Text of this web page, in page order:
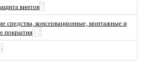
винтов7
средства, консервационные, монтажные и
покрытия 12